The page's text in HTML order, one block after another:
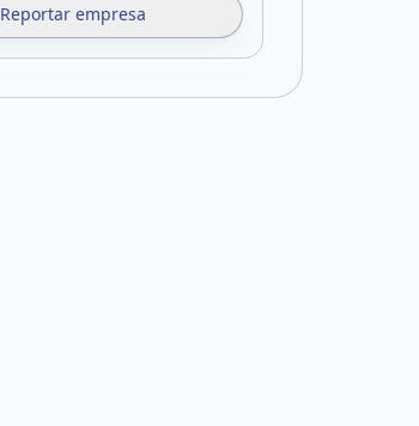
Reportar empresa